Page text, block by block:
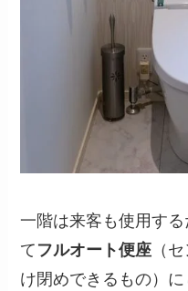
一階は来客も使用す
て フルオート便座 （
け閉めできるもの）に